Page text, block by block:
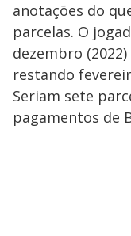
anotações do
parcelas. O
dezembro
restando
Seriam sete
pagamentos de